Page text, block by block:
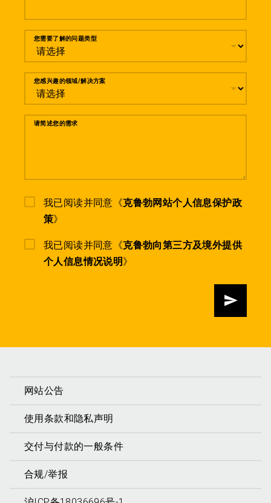
您需要了解的问题类型
您感兴趣的领域/解决方案
请简述您的需求
我已阅读并同意《克鲁勃网站个人信息保护政
策》
我已阅读并同意《克鲁勃向第三方及境外提供
个人信息情况说明》
发送
网站公告
使用条款和隐私声明
交付与付款的一般条件
合规/举报